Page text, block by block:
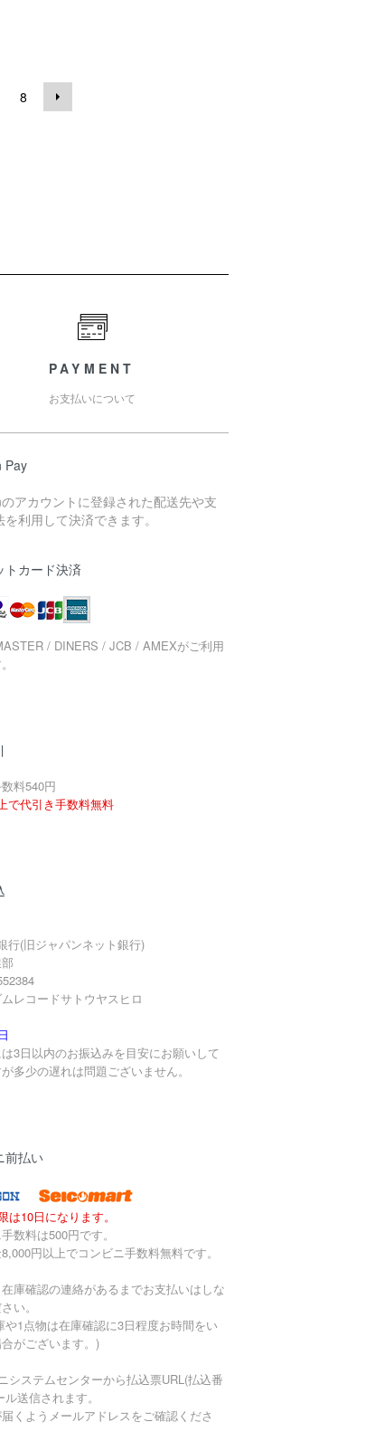
8
PAYMENT
お支払いについて
Pay
アカウントに登録された配送先や支
利用して決済できます。
トカード決済
/ DINERS / JCB / AMEXがご利用
料540円
で代引き手数料無料
行(旧ジャパンネット銀行)
レコードサトウヤスヒロ
3日以内のお振込みを目安にお願いして
多少の遅れは問題ございません。
前払い
は10日になります。
数料は500円です。
円以上でコンビニ手数料無料です。
庫確認の連絡があるまでお支払いはしな
い。
や1点物は在庫確認に3日程度お時間をい
がございます。)
システムセンターから払込票URL(払込番
送信されます。
届くようメールアドレスをご確認くださ